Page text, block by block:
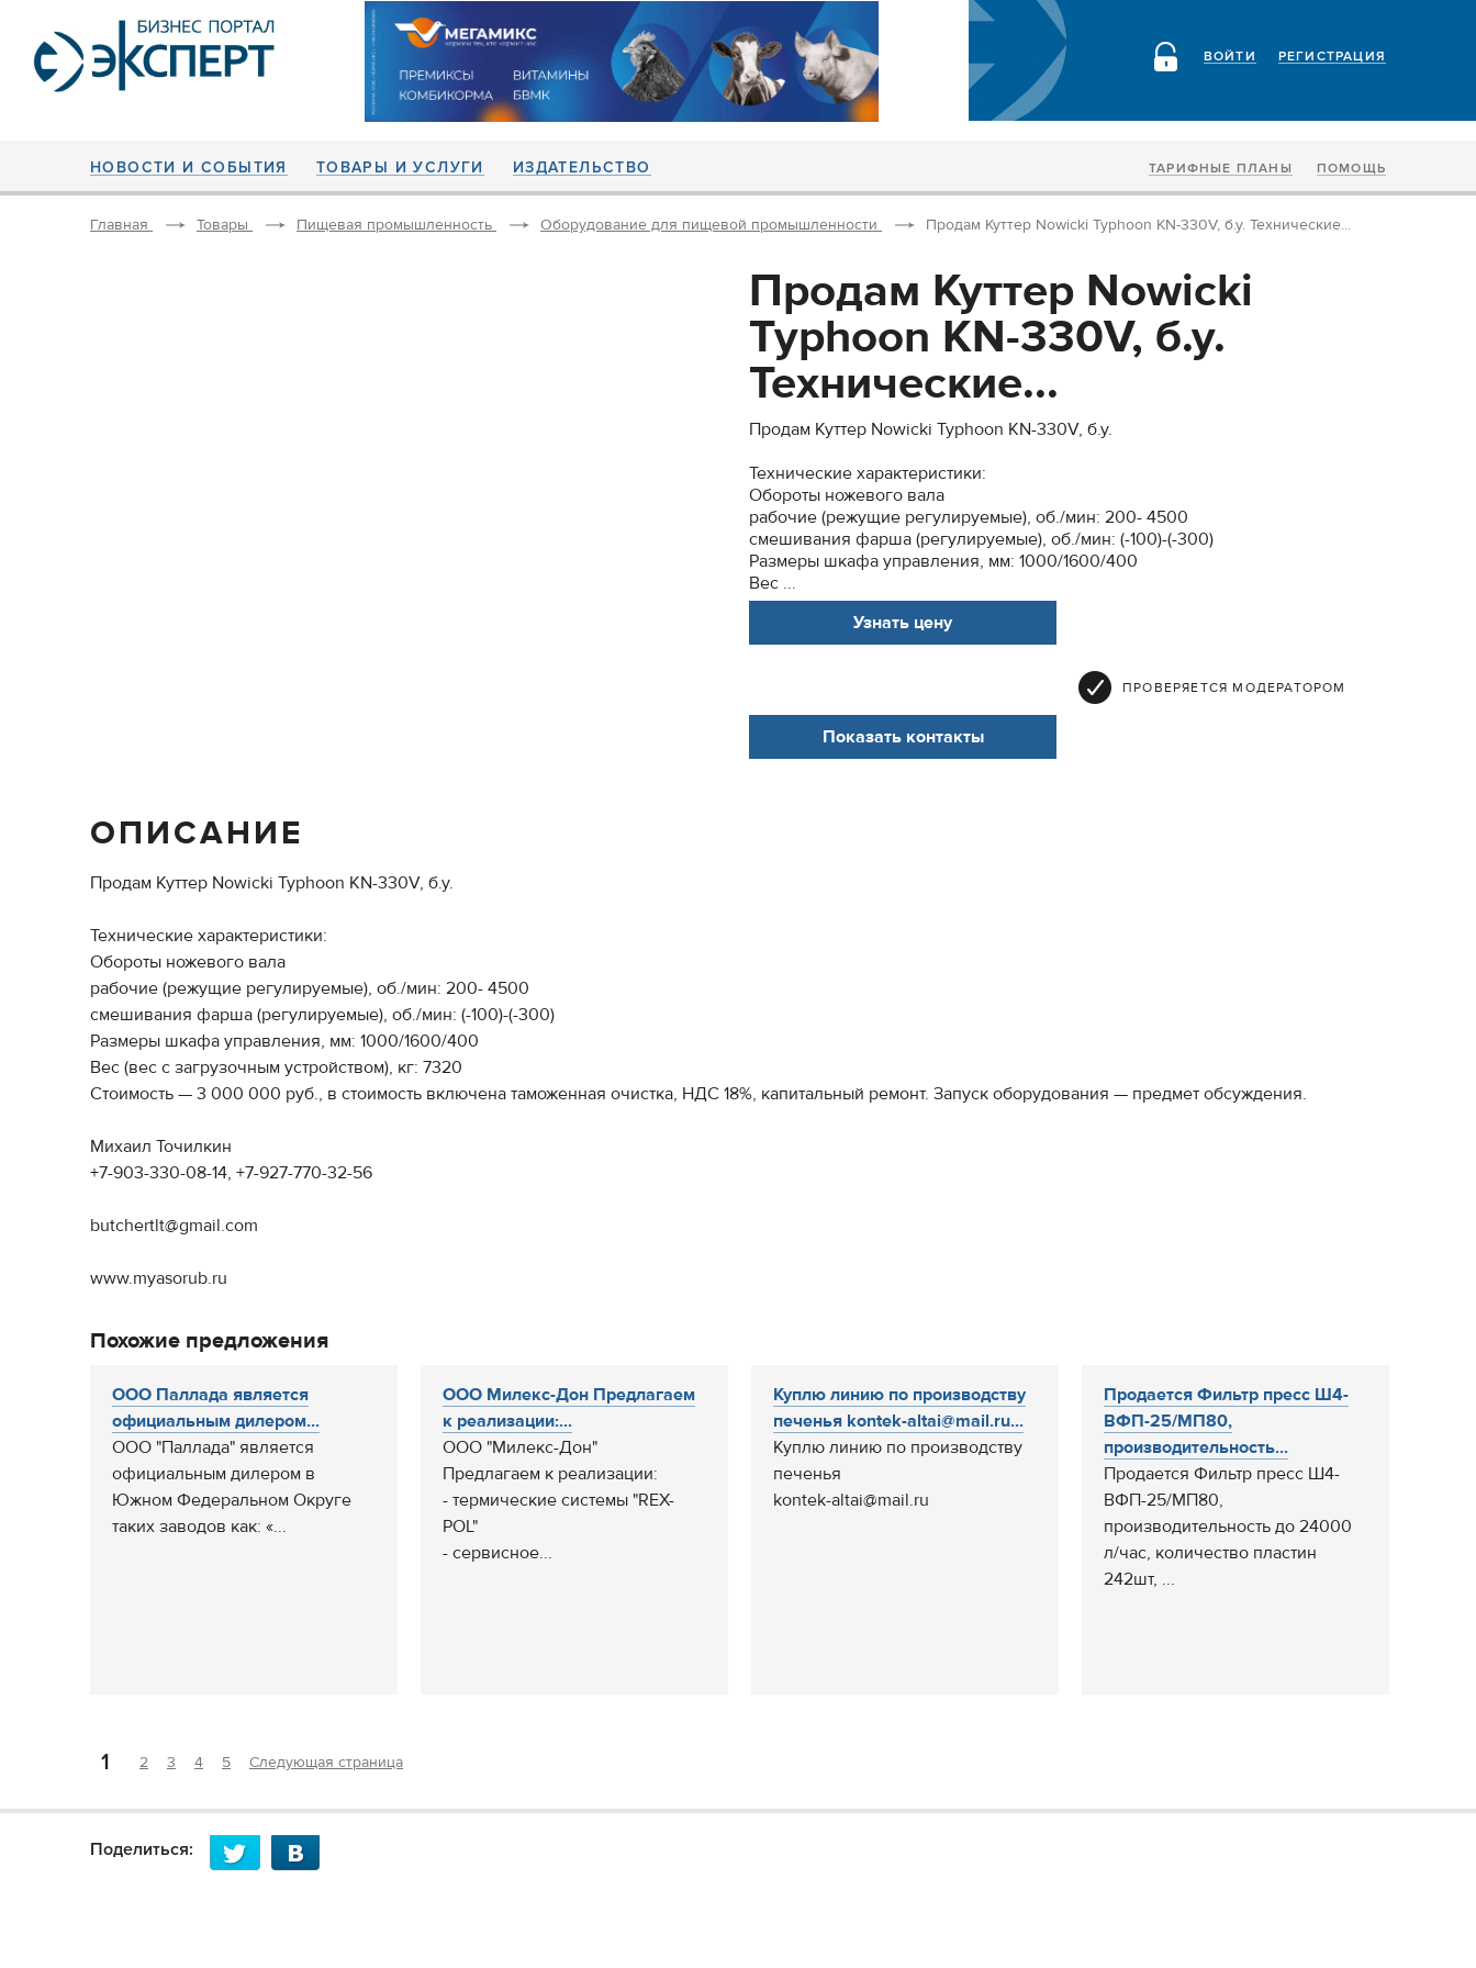
РЕГИСТРАЦИЯ
ВОЙТИ
НОВОСТИ И СОБЫТИЯ ТОВАРЫ И УСЛУГИ ИЗДАТЕЛЬСТВО ТАРИФНЫЕ ПЛАНЫ ПОМОЩЬ
Главная Товары Пищевая промышленность Оборудование для пищевой промышленности Продам Куттер Nowicki Typhoon KN-330V, б.у. Технические...
Продам Куттер Nowicki
Typhoon KN-330V, б.у.
Технические...
Продам Куттер Nowicki Typhoon KN-330V, б.у.
Технические характеристики:
Обороты ножевого вала
рабочие (режущие регулируемые), об./мин: 200- 4500
смешивания фарша (регулируемые), об./мин: (-100)-(-300)
Размеры шкафа управления, мм: 1000/1600/400
Вес ...
Узнать цену
ПРОВЕРЯЕТСЯ МОДЕРАТОРОМ
Показать контакты
ОПИСАНИЕ
Продам Куттер Nowicki Typhoon KN-330V, б.у.
Технические характеристики:
Обороты ножевого вала
рабочие (режущие регулируемые), об./мин: 200- 4500
смешивания фарша (регулируемые), об./мин: (-100)-(-300)
Размеры шкафа управления, мм: 1000/1600/400
Вес (вес с загрузочным устройством), кг: 7320
Стоимость — 3 000 000 руб., в стоимость включена таможенная очистка, НДС 18%, капитальный ремонт. Запуск оборудования — предмет обсуждения.
Михаил Точилкин
+7-903-330-08-14, +7-927-770-32-56
butchertlt@gmail.com
www.myasorub.ru
Похожие предложения
ООО Паллада является
официальным дилером...
ООО "Паллада" является
официальным дилером в
Южном Федеральном Округе
таких заводов как: «...
ООО Милекс-Дон Предлагаем
к реализации:...
ООО "Милекс-Дон"
Предлагаем к реализации:
- термические системы "REX-
POL"
- сервисное...
Куплю линию по производству
печенья kontek-altai@mail.ru...
Куплю линию по производству
печенья
kontek-altai@mail.ru
Продается Фильтр пресс Ш4-
ВФП-25/МП80,
производительность...
Продается Фильтр пресс Ш4-
ВФП-25/МП80,
производительность до 24000
л/час, количество пластин
242шт, ...
1 2 3 4 5 Следующая страница
Поделиться: